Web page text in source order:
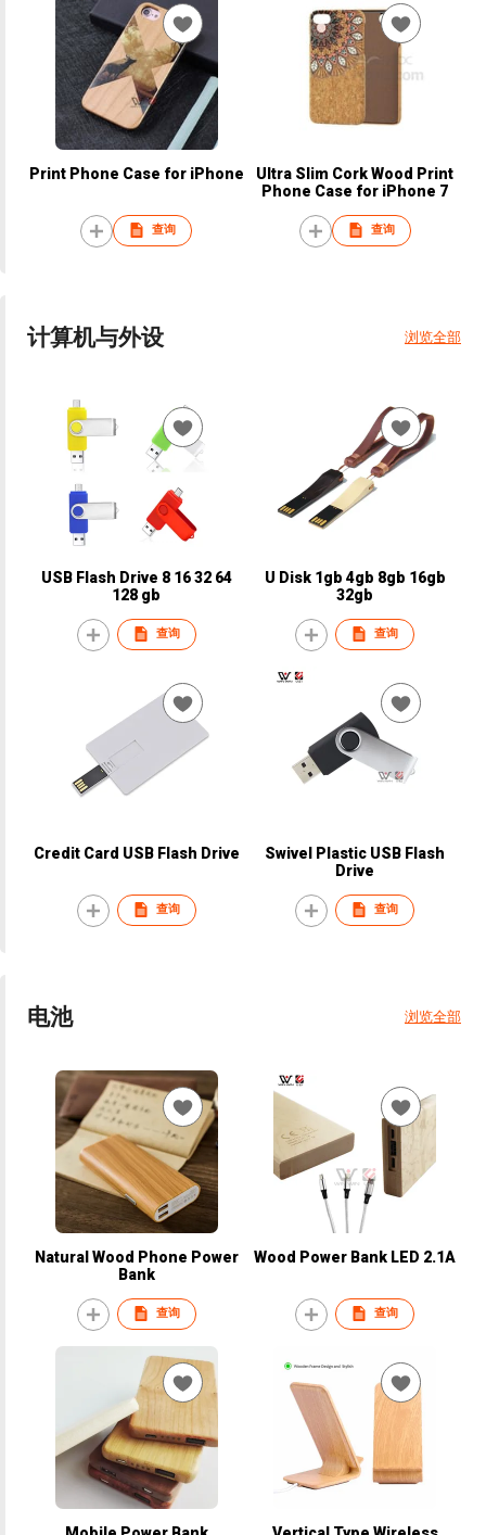
Print Phone Case for iPhone
查询
Ultra Slim Cork Wood Print
Phone Case for iPhone 7
查询
计算机与外设 浏览全部
USB Flash Drive 8 16 32 64
128 gb
查询
U Disk 1gb 4gb 8gb 16gb
32gb
查询
Credit Card USB Flash Drive
查询
Swivel Plastic USB Flash
Drive
查询
电池 浏览全部
Natural Wood Phone Power
Bank
查询
Wood Power Bank LED 2.1A
查询